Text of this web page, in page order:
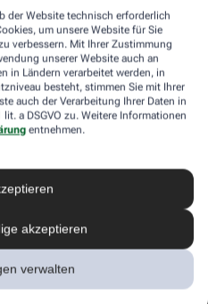
der Website technisch erforderlich
um unsere Website für Sie
verbessern. Mit Ihrer Zustimmung
unserer Website auch an
in Ländern verarbeitet werden, in
besteht, stimmen Sie mit Ihrer
auch der Verarbeitung Ihrer Daten in
a DSGVO zu. Weitere Informationen
entnehmen.
akzeptieren
verwalten